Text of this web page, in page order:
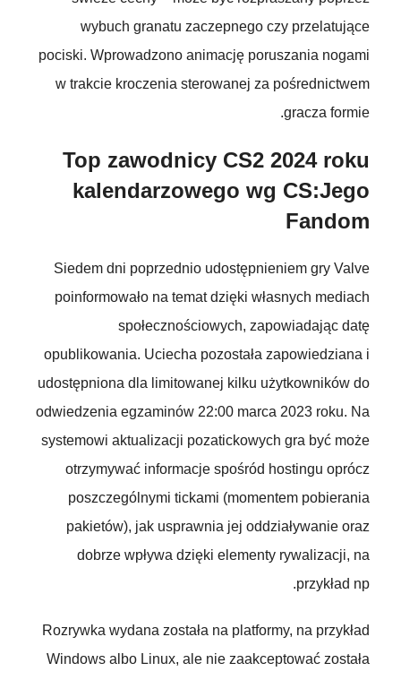
wybuch granatu zaczepnego czy przelatujące
pociski. Wprowadzono animację poruszania nogami
w trakcie kroczenia sterowanej za pośrednictwem
gracza formie.
Top zawodnicy CS2 2024 roku
kalendarzowego wg CS:Jego
Fandom
Siedem dni poprzednio udostępnieniem gry Valve
poinformowało na temat dzięki własnych mediach
społecznościowych, zapowiadając datę
opublikowania. Uciecha pozostała zapowiedziana i
udostępniona dla limitowanej kilku użytkowników do
odwiedzenia egzaminów 22:00 marca 2023 roku. Na
systemowi aktualizacji pozatickowych gra być może
otrzymywać informacje spośród hostingu oprócz
poszczególnymi tickami (momentem pobierania
pakietów), jak usprawnia jej oddziaływanie oraz
dobrze wpływa dzięki elementy rywalizacji, na
przykład np.
Rozrywka wydana została na platformy, na przykład
Windows albo Linux, ale nie zaakceptować została